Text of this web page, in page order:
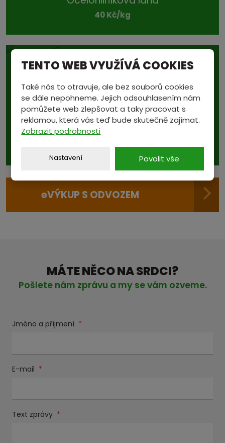
40 Kč/kg
Podívejte se také na...
aktuální ceny v sekci
CENÍK
eVÝKUP S ODVOZEM
MÁTE NĚCO NA SRDCI?
Pošlete nám zprávu a my se vám ozveme.
Jméno a příjmení *
E-mail *
Text zprávy *
TENTO WEB VYUŽÍVÁ COOKIES
Také nás to otravuje, ale bez souborů cookies
se dále nepohneme. Jejich odsouhlasením nám
pomůžete web zlepšovat a taky pracovat s
reklamou, která vás teď bude skutečně zajímat.
Zobrazit podrobnosti
Nastavení Povolit vše